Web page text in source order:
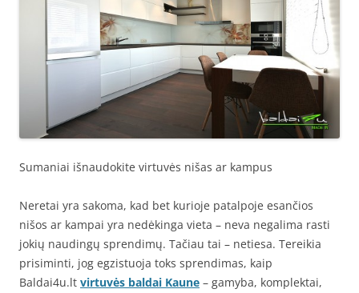
Sumaniai išnaudokite virtuvės nišas ar kampus
Neretai yra sakoma, kad bet kurioje patalpoje esančios
nišos ar kampai yra nedėkinga vieta – neva negalima rasti
jokių naudingų sprendimų. Tačiau tai – netiesa. Tereikia
prisiminti, jog egzistuoja toks sprendimas, kaip
Baldai4u.lt virtuvės baldai Kaune – gamyba, komplektai,